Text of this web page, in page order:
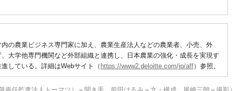
の農業ビジネス専門家に加え、農業生産法人などの農業者、小売、外
大学他専門機関など外部組織と連携し、日本農業の強化・成長を実現す
している。詳細はWebサイト（ https://www2.deloitte.com/jp/aff）参照。